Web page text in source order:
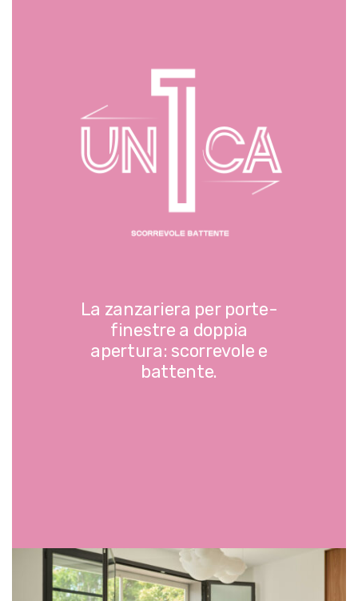
La zanzariera per porte-
finestre a doppia
apertura: scorrevole e
battente.